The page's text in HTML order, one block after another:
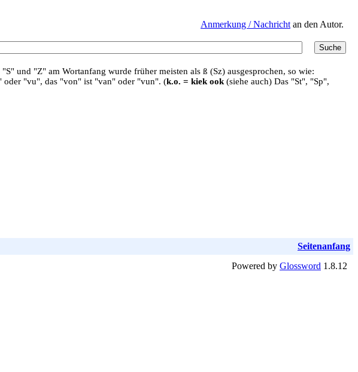
Anmerkung / Nachricht an den Autor.
und "Z" am Wortanfang wurde früher meisten als ß (Sz) ausgesprochen, so wie:
oder "vu", das "von" ist "van" oder "vun". (k.o. = kiek ook (siehe auch) Das "St", "Sp",
Seitenanfang
Powered by Glossword 1.8.12